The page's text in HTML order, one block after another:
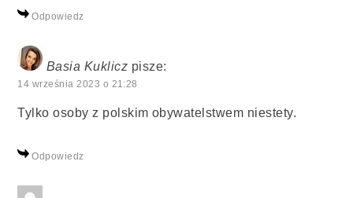
Odpowiedz
Basia Kuklicz pisze:
14 września 2023 o 21:28
Tylko osoby z polskim obywatelstwem niestety.
Odpowiedz